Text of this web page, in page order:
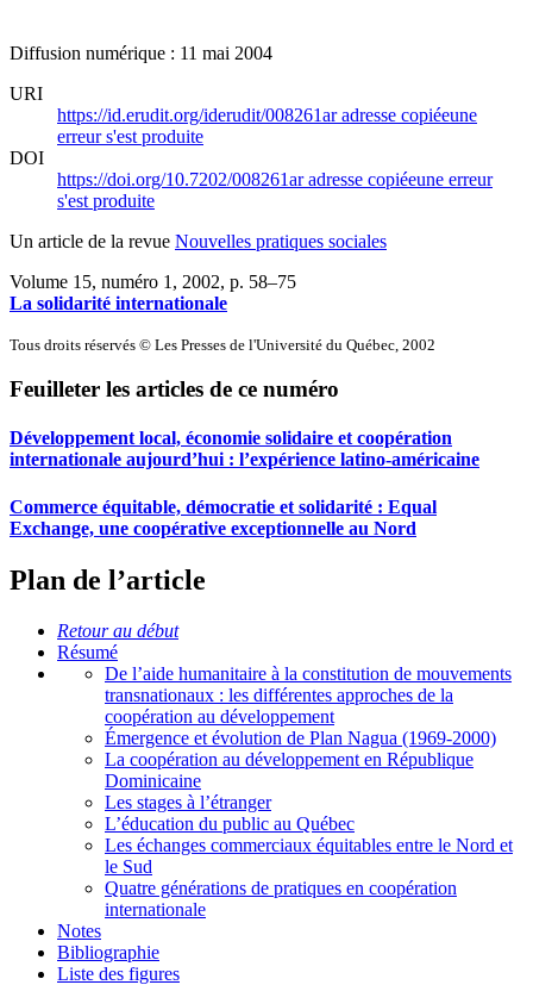
Diffusion numérique : 11 mai 2004
URI
https://id.erudit.org/iderudit/008261aradresse copiéeune
erreur s'est produite
DOI
https://doi.org/10.7202/008261aradresse copiéeune erreur
s'est produite
Un article de la revue Nouvelles pratiques sociales
Volume 15, numéro 1, 2002, p. 58–75
La solidarité internationale
Tous droits réservés © Les Presses de l'Université du Québec, 2002
Feuilleter les articles de ce numéro
Développement local, économie solidaire et coopération
internationale aujourd’hui : l’expérience latino-américaine
Commerce équitable, démocratie et solidarité : Equal
Exchange, une coopérative exceptionnelle au Nord
Plan de l’article
Retour au début
Résumé
De l’aide humanitaire à la constitution de mouvements
transnationaux : les différentes approches de la
coopération au développement
Émergence et évolution de Plan Nagua (1969-2000)
La coopération au développement en République
Dominicaine
Les stages à l’étranger
L’éducation du public au Québec
Les échanges commerciaux équitables entre le Nord et
le Sud
Quatre générations de pratiques en coopération
internationale
Notes
Bibliographie
Liste des figures